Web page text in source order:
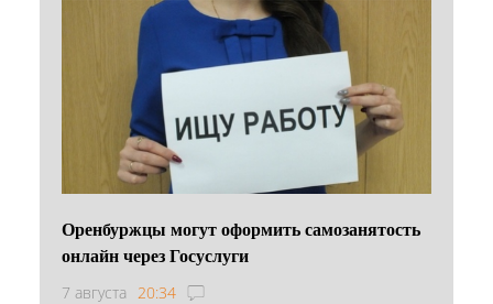
Оренбуржцы могут оформить самозанятость
онлайн через Госуслуги
7 августа 20:34